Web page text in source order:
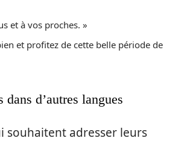
et à vos proches. »
et profitez de cette belle période de
dans d’autres langues
souhaitent adresser leurs